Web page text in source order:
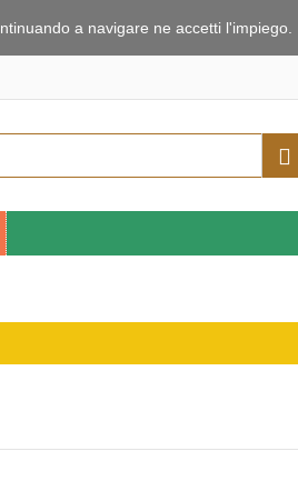
a navigare ne accetti l'impiego.